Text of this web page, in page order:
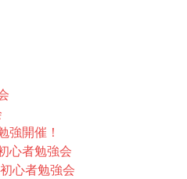
強開催！
心者勉強会
心者勉強会